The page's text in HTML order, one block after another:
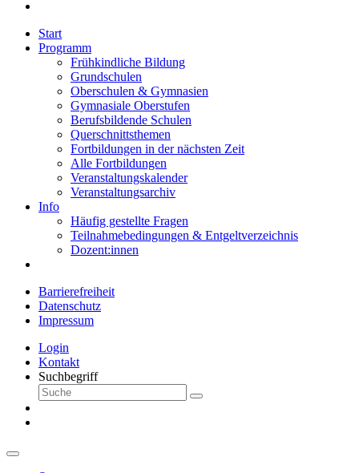
Start
Programm
Frühkindliche Bildung
Grundschulen
Oberschulen & Gymnasien
Gymnasiale Oberstufen
Berufsbildende Schulen
Querschnittsthemen
Fortbildungen in der nächsten Zeit
Alle Fortbildungen
Veranstaltungskalender
Veranstaltungsarchiv
Info
Häufig gestellte Fragen
Teilnahmebedingungen & Entgeltverzeichnis
Dozent:innen
Barrierefreiheit
Datenschutz
Impressum
Login
Kontakt
Suchbegriff